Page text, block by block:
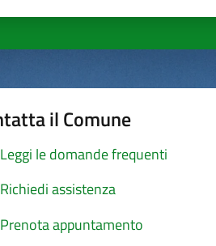
il Comune
Leggi le domande frequenti
Richiedi assistenza
Prenota appuntamento